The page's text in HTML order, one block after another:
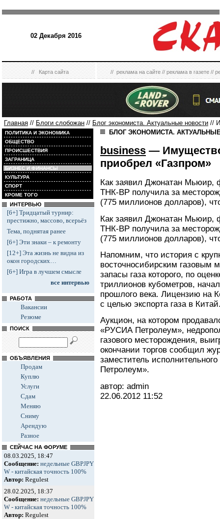
02 Декабря 2016
//Карта сайта //реклама на сайте//реклама в газете//
Главная // Блоги слобожан // Блог экономиста. Актуальные новости //
ПОЛИТИКА И ЭКОНОМИКА
ОБЩЕСТВО
ПРОИСШЕСТВИЯ
ЗАГРАНИЦА
БИЗНЕС И ФИНАНСЫ
КУЛЬТУРА
СПОРТ
КРОМЕ ТОГО
ИНТЕРВЬЮ
[6+] Тридцатый турнир:
престижно, массово, всерьёз
Тема, поднятая ранее
[6+] Эти знаки – к ремонту
[12+] Эта жизнь не видна из
окон городских…
[6+] Игра в лучшем смысле
все интервью
РАБОТА
Вакансии
Резюме
ПОИСК
ОБЪЯВЛЕНИЯ
Продам
Куплю
Услуги
Сдам
Меняю
Сниму
Арендую
Разное
СЕЙЧАС НА ФОРУМЕ
08.03.2025, 18:47
Сообщение: недельные GBPJPY
W - китайская точность 100%
Автор: Regulest
28.02.2025, 18:37
Сообщение: недельные GBPJPY
W - китайская точность 100%
Автор: Regulest
БЛОГ ЭКОНОМИСТА.
business —
приобрел «Газпром»
Как заявил Джонатан Мьюир,
ТНК-BP получила за
(775 миллионов долларов),
Как заявил Джонатан Мьюир,
ТНК-BP получила за
(775 миллионов долларов),
Напомним, что история с
восточносибирским газовым
запасы газа которого, по
триллионов кубометров,
прошлого века. Лицензию на
с целью экспорта газа в
Аукцион, на котором
«РУСИА Петролеум»,
газового месторождения,
окончании торгов сообщил
заместитель
Петролеум».
автор: admin
22.06.2012 11:52